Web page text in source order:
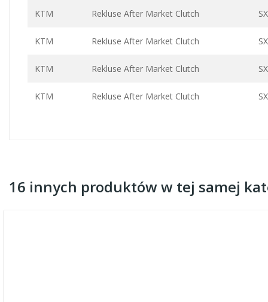
KTM Rekluse After Market Clutch
KTM Rekluse After Market Clutch
KTM Rekluse After Market Clutch
KTM Rekluse After Market Clutch
16 innych produktów w tej samej